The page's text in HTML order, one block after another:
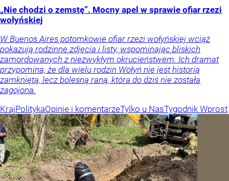
„Nie chodzi o zemstę”. Mocny apel w sprawie ofiar rzezi
wołyńskiej
W Buenos Aires potomkowie ofiar rzezi wołyńskiej wciąż
pokazują rodzinne zdjęcia i listy, wspominając bliskich
zamordowanych z niezwykłym okrucieństwem. Ich dramat
przypomina, że dla wielu rodzin Wołyń nie jest historią
zamkniętą, lecz bolesną raną, która do dziś nie została
zagojona.
KrajPolitykaOpinie i komentarzeTylko u NasTygodnik Wprost